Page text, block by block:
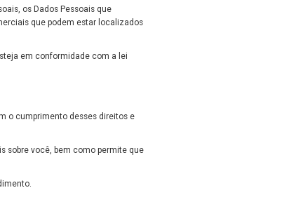
os Dados Pessoais que
que podem estar localizados
em conformidade com a lei
o cumprimento desses direitos e
sobre você, bem como permite que